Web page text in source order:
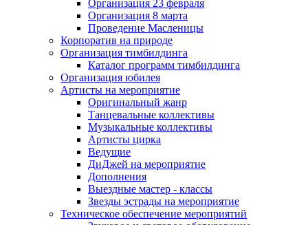
Организация 23 февраля
Организация 8 марта
Проведение Масленицы
Корпоратив на природе
Организация тимбилдинга
Каталог программ тимбилдинга
Организация юбилея
Артисты на мероприятие
Оригинальный жанр
Танцевальные коллективы
Музыкальные коллективы
Артисты цирка
Ведущие
ДиДжей на мероприятие
Дополнения
Выездные мастер - классы
Звезды эстрады на мероприятие
Техническое обеспечение мероприятий